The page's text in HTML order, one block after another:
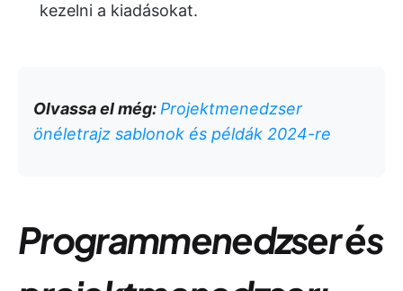
kezelni a kiadásokat.
Olvassa el még: Projektmenedzser
önéletrajz sablonok és példák 2024-re
Programmenedzser és